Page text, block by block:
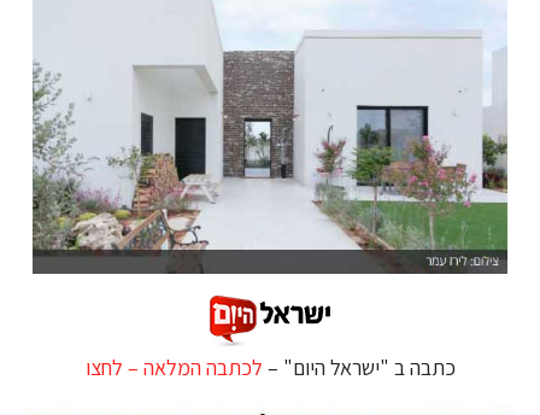
כתבה ב "ישראל היום" – לכתבה המלאה – לחצו